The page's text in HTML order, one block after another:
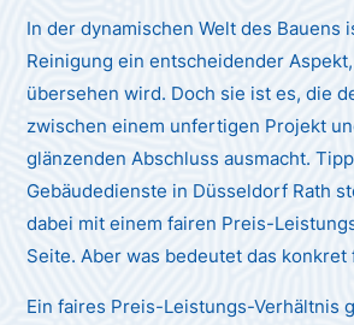
In der dynamischen Welt des Bauens
Reinigung ein entscheidender
übersehen wird. Doch sie ist es, die
zwischen einem unfertigen Projekt
glänzenden Abschluss ausmacht.
Gebäudedienste in Düsseldorf Rath
dabei mit einem fairen Preis-
Seite. Aber was bedeutet das konkret
Ein faires Preis-Leistungs-Verhältnis